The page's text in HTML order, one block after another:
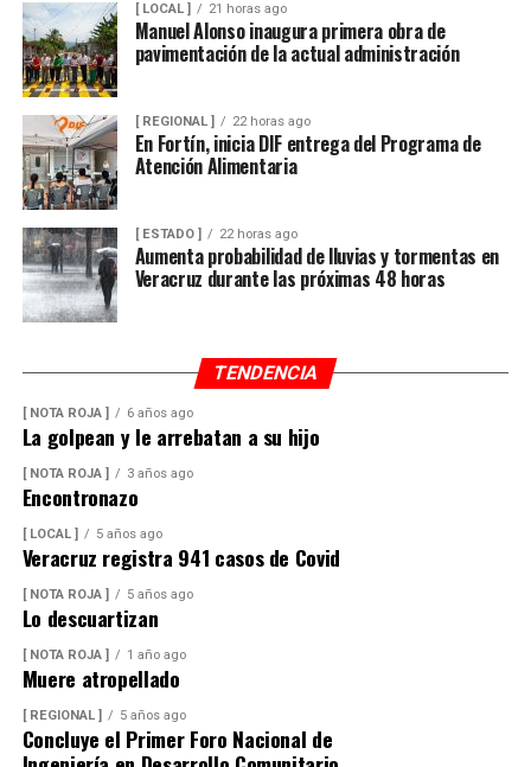
Las maniobras periciales obligaron al cierre parcial de la
circulación en ese sector del centro de la ciudad durante
varios minutos, generando afectaciones al tránsito
vehicular.
[ LOCAL ] 21 horas ago
Manuel Alonso inaugura primera obra de
pavimentación de la actual administración
[ REGIONAL ] 22 horas ago
En Fortín, inicia DIF entrega del Programa de
Atención Alimentaria
[ ESTADO ] 22 horas ago
Aumenta probabilidad de lluvias y tormentas en
Veracruz durante las próximas 48 horas
TENDENCIA
[ NOTA ROJA ] 6 años ago
La golpean y le arrebatan a su hijo
[ NOTA ROJA ] 3 años ago
Encontronazo
[ LOCAL ] 5 años ago
Veracruz registra 941 casos de Covid
[ NOTA ROJA ] 5 años ago
Lo descuartizan
[ NOTA ROJA ] 1 año ago
Muere atropellado
[ REGIONAL ] 5 años ago
Concluye el Primer Foro Nacional de